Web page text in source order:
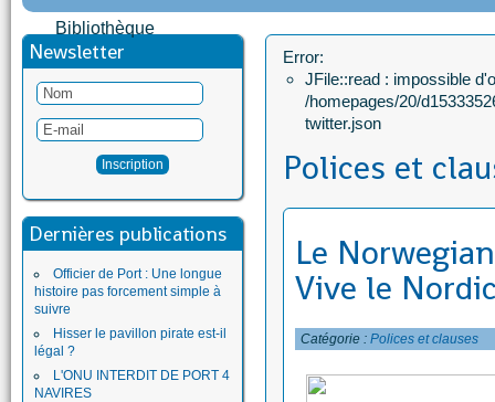
Bibliothèque
Newsletter
Dernières publications
Officier de Port : Une longue
histoire pas forcement simple à
suivre
Hisser le pavillon pirate est-il
légal ?
L'ONU INTERDIT DE PORT 4
NAVIRES
Error:
JFile::read : impossible
/homepages/20/
twitter.json
Polices et
Le
Vive le
Catégorie :Polices et clauses